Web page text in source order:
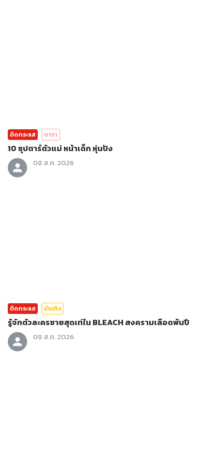
ติดกระแส ดารา
10 ซุปตาร์ตัวแม่ หน้าเด็ก หุ่นปัง
08 ส.ค. 2026
ติดกระแส บันเทิง
รู้จักตัวละครชายสุดเท่ใน BLEACH สงครามเลือดพันปี
08 ส.ค. 2026